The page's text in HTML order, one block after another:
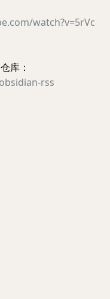
watch?v=5rVc
库：
rss